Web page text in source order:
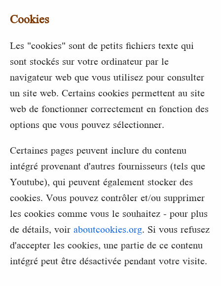
Cookies
Les "cookies" sont de petits fichiers texte qui
sont stockés sur votre ordinateur par le
navigateur web que vous utilisez pour consulter
un site web. Certains cookies permettent au site
web de fonctionner correctement en fonction des
options que vous pouvez sélectionner.
Certaines pages peuvent inclure du contenu
intégré provenant d'autres fournisseurs (tels que
Youtube), qui peuvent également stocker des
cookies. Vous pouvez contrôler et/ou supprimer
les cookies comme vous le souhaitez - pour plus
de détails, voiraboutcookies.org. Si vous refusez
d'accepter les cookies, une partie de ce contenu
intégré peut être désactivée pendant votre visite.